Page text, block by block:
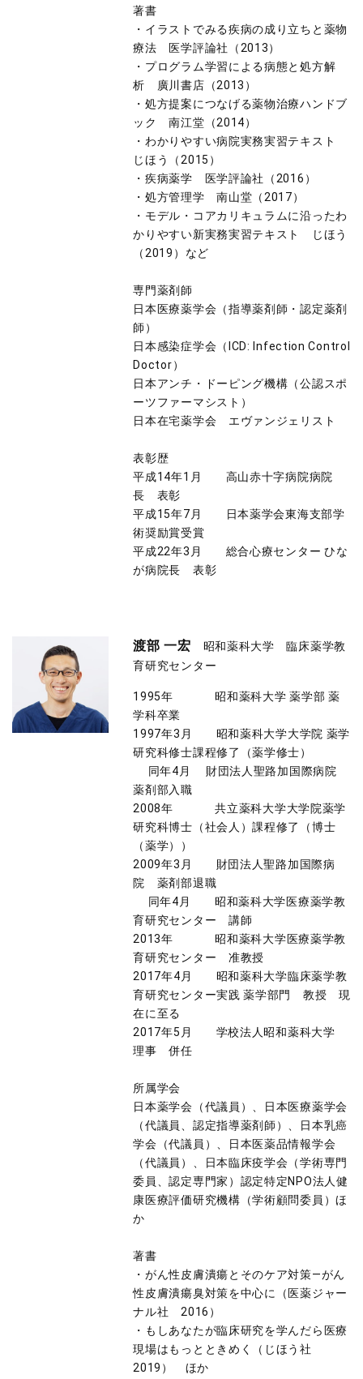
著書
・イラストでみる疾病の成り立ちと薬物
療法 医学評論社（2013）
・プログラム学習による病態と処方解
析 廣川書店（2013）
・処方提案につなげる薬物治療ハンドブ
ック 南江堂（2014）
・わかりやすい病院実務実習テキスト
じほう（2015）
・疾病薬学 医学評論社（2016）
・処方管理学 南山堂（2017）
・モデル・コアカリキュラムに沿ったわ
かりやすい新実務実習テキスト じほう
（2019）など
専門薬剤師
日本医療薬学会（指導薬剤師・認定薬剤
師）
日本感染症学会（ICD: Infection Control
Doctor）
日本アンチ・ドーピング機構（公認スポ
ーツファーマシスト）
日本在宅薬学会 エヴァンジェリスト
表彰歴
平成14年1月 高山赤十字病院病院
長 表彰
平成15年7月 日本薬学会東海支部学
術奨励賞受賞
平成22年3月 総合心療センター ひな
が病院長 表彰
渡部 一宏
昭和薬科大学 臨床薬学教
育研究センター
1995年 昭和薬科大学 薬学部 薬
学科卒業
1997年3月 昭和薬科大学大学院 薬学
研究科修士課程修了（薬学修士）
同年4月 財団法人聖路加国際病院
薬剤部入職
2008年 共立薬科大学大学院薬学
研究科博士（社会人）課程修了（博士
（薬学））
2009年3月 財団法人聖路加国際病
院 薬剤部退職
同年4月 昭和薬科大学医療薬学教
育研究センター 講師
2013年 昭和薬科大学医療薬学教
育研究センター 准教授
2017年4月 昭和薬科大学臨床薬学教
育研究センター実践 薬学部門 教授 現
在に至る
2017年5月 学校法人昭和薬科大学
理事 併任
所属学会
日本薬学会（代議員）、日本医療薬学会
（代議員、認定指導薬剤師）、日本乳癌
学会（代議員）、日本医薬品情報学会
（代議員）、日本臨床疫学会（学術専門
委員、認定専門家）認定特定NPO法人健
康医療評価研究機構（学術顧問委員）ほ
か
著書
・がん性皮膚潰瘍とそのケア対策―がん
性皮膚潰瘍臭対策を中心に（医薬ジャー
ナル社 2016）
・もしあなたが臨床研究を学んだら医療
現場はもっとときめく（じほう社
2019） ほか